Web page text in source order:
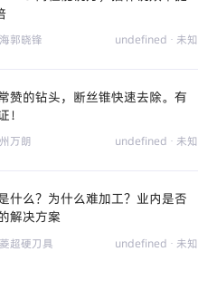
郭晓锋 undefined · 未知
赞的钻头，断丝锥快速去除。有
！
万朗 undefined · 未知
什么？为什么难加工？业内是否
解决方案
超硬刀具 undefined · 未知